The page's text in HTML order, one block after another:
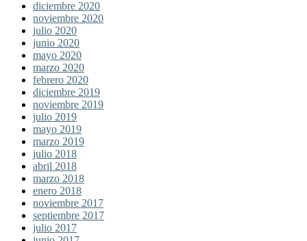
diciembre 2020
noviembre 2020
julio 2020
junio 2020
mayo 2020
marzo 2020
febrero 2020
diciembre 2019
noviembre 2019
julio 2019
mayo 2019
marzo 2019
julio 2018
abril 2018
marzo 2018
enero 2018
noviembre 2017
septiembre 2017
julio 2017